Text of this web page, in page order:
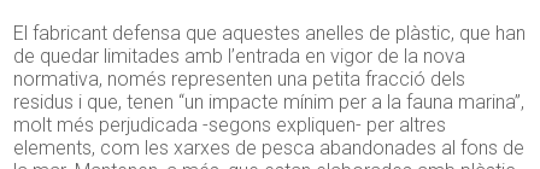
El fabricant defensa que aquestes anelles de plàstic, que han
de quedar limitades amb l’entrada en vigor de la nova
normativa, només representen una petita fracció dels
residus i que, tenen “un impacte mínim per a la fauna marina”,
molt més perjudicada -segons expliquen- per altres
elements, com les xarxes de pesca abandonades al fons de